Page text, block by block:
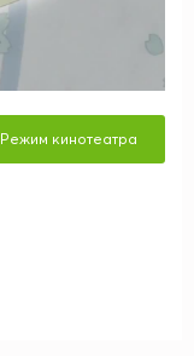
Режим кинотеатра